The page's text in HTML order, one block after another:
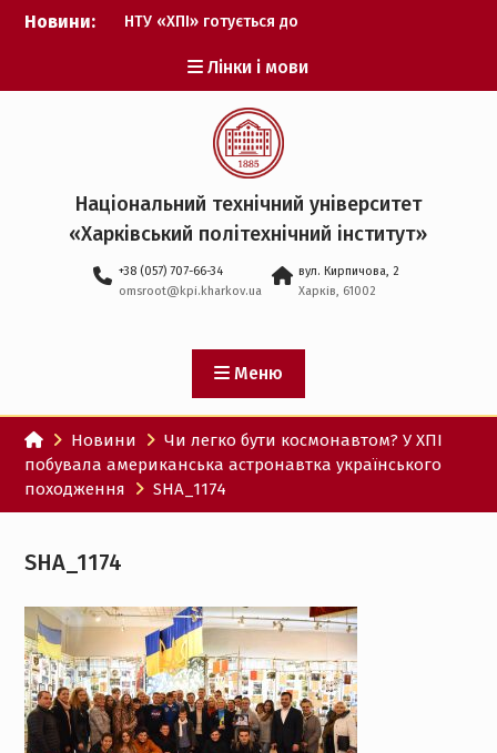
Перейти
Новини:
НТУ «ХПІ» готується до
Музичні таланти ХПІ
запрошуються на
Всеукраїнський
фестиваль «Червона
рута – 2027»
ХПІ уклав угоду про
партнерство з ДержНДІ
технологій кібербезпеки
Головнокомандувачем
Збройних Сил України
участю ХПІ обговорили
перспективи українсько-
іспанського
технологічного
партнерства
Лінки і мови
Національний технічний університет
«Харківський політехнічний iнститут»
+38 (057) 707-66-34
omsroot@kpi.kharkov.ua
вул. Кирпичова, 2
Харків, 61002
Меню
Новини
Чи легко бути космонавтом? У ХПІ
побувала американська астронавтка українського
походження
SHA_1174
SHA_1174